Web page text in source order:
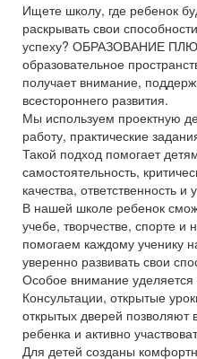
Ищете школу, где ребенок
раскрывать свои
успеху? ОБРАЗОВАНИЕ
образовательное
получает внимание,
всестороннего развития.
Мы используем проектную
работу, практические
Такой подход помогает
самостоятельность,
качества, ответственность
В нашей школе ребенок
учебе, творчестве, спорте
помогаем каждому ученику
уверенно развивать свои
Особое внимание уделяется
Консультации, открытые
открытых дверей позволяют
ребенка и активно
Для детей созданы